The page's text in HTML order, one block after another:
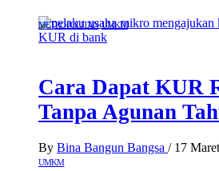
METROPOLITAN UMKM
Cara Dapat KUR
Tanpa Agunan
By Bina Bangun Bangsa / 17
UMKM